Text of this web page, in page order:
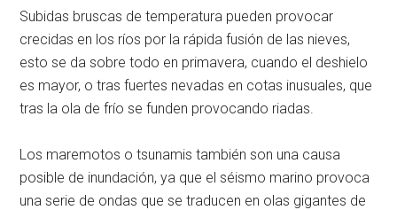
Subidas bruscas de temperatura pueden provocar
crecidas en los ríos por la rápida fusión de las nieves,
esto se da sobre todo en primavera, cuando el deshielo
es mayor, o tras fuertes nevadas en cotas inusuales, que
tras la ola de frío se funden provocando riadas.
Los maremotos o tsunamis también son una causa
posible de inundación, ya que el séismo marino provoca
una serie de ondas que se traducen en olas gigantes de